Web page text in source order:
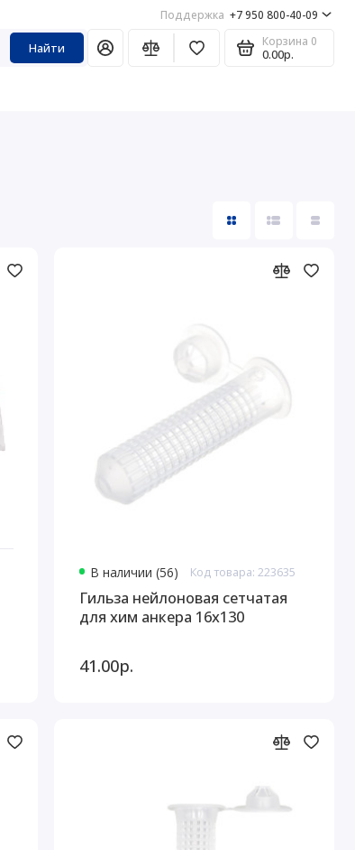
Поддержка +7 950 800-40-09
Найти Корзина 0
0.00р.
В наличии (56) Код товара: 223635
Гильза нейлоновая сетчатая
для хим анкера 16х130
41.00р.